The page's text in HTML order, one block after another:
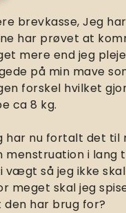
brevkasse, Jeg
har prøvet at
mere end jeg
på min mave
forskel hvilket
ca 8 kg.
har nu fortalt det til
menstruation i lang
vægt så jeg ikke
meget skal jeg
den har brug for?